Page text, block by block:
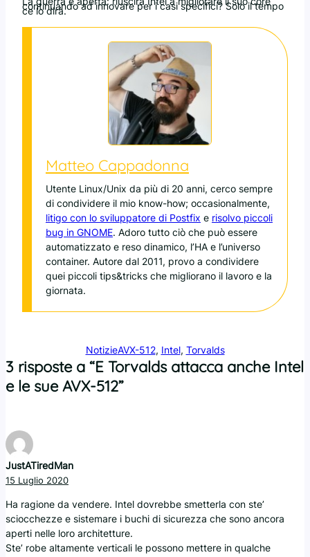
continuando ad innovare per i casi specifici? Solo il tempo
ce lo dirà.
Matteo Cappadonna
Utente Linux/Unix da più di 20 anni, cerco sempre
di condividere il mio know-how; occasionalmente,
litigo con lo sviluppatore di Postfix e risolvo piccoli
bug in GNOME. Adoro tutto ciò che può essere
automatizzato e reso dinamico, l’HA e l’universo
container. Autore dal 2011, provo a condividere
quei piccoli tips&tricks che migliorano il lavoro e la
giornata.
NotizieAVX-512, Intel, Torvalds
3 risposte a “E Torvalds attacca anche Intel
e le sue AVX-512”
JustATiredMan
15 Luglio 2020
Ha ragione da vendere. Intel dovrebbe smetterla con ste’
sciocchezze e sistemare i buchi di sicurezza che sono ancora
aperti nelle loro architetture.
Ste’ robe altamente verticali le possono mettere in qualche